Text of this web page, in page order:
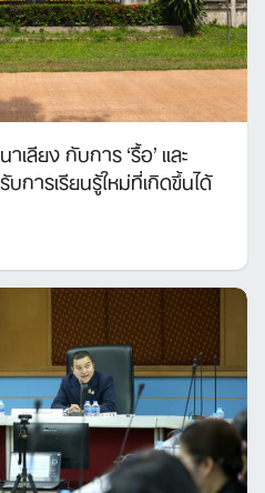
ลียง กับการ ‘รื้อ’ และ
การเรียนรู้ใหม่ที่เกิดขึ้นได้